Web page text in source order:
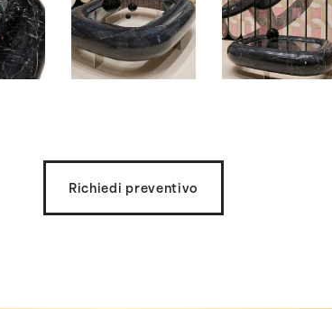
Richiedi preventivo